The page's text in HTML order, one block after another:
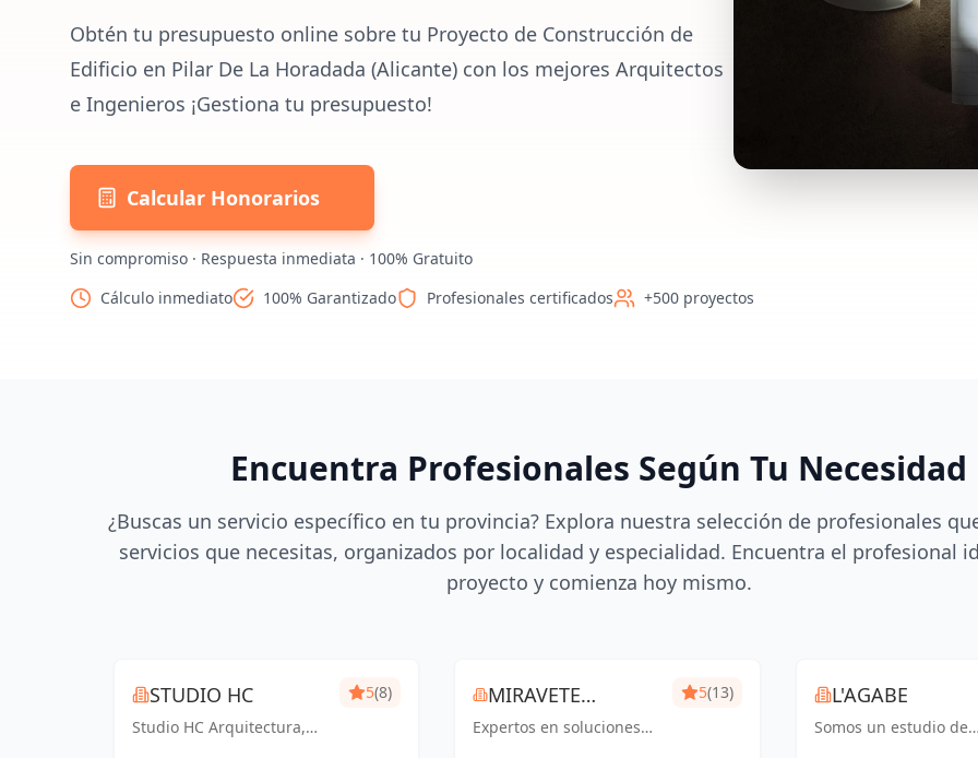
Obtén tu presupuesto online sobre tu Proyecto de Construcción de
Edificio en Pilar De La Horadada (Alicante) con los mejores Arquitectos
e Ingenieros ¡Gestiona tu presupuesto!
Calcular Honorarios
Sin compromiso · Respuesta inmediata · 100% Gratuito
Cálculo inmediato
100% Garantizado Profesionales certificados +500 proyectos
Encuentra Profesionales Según Tu Necesidad
¿Buscas un servicio específico en tu provincia? Explora nuestra selección de profesionales
servicios que necesitas, organizados por localidad y especialidad. Encuentra el profesional
proyecto y comienza hoy mismo.
STUDIO HC
Studio HC Arquitectura,
5(8)
MIRAVETE
INGENIEROS
Expertos en soluciones
5(13) L'AGABE
Somos un estudio de